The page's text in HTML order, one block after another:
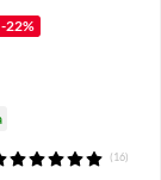
-22%
(16)